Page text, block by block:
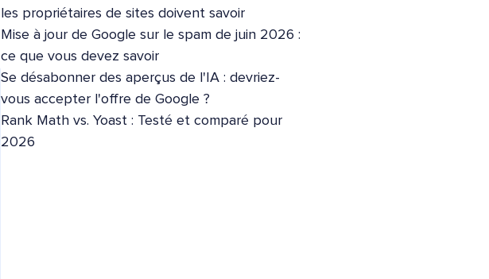
les propriétaires de sites doivent savoir
Mise à jour de Google sur le spam de juin 2026 :
ce que vous devez savoir
Se désabonner des aperçus de l'IA : devriez-
vous accepter l'offre de Google ?
Rank Math vs. Yoast : Testé et comparé pour
2026